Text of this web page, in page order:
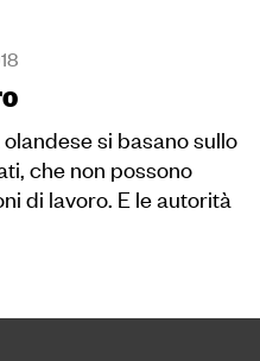
si basano sullo
che non possono
di lavoro. E le autorità